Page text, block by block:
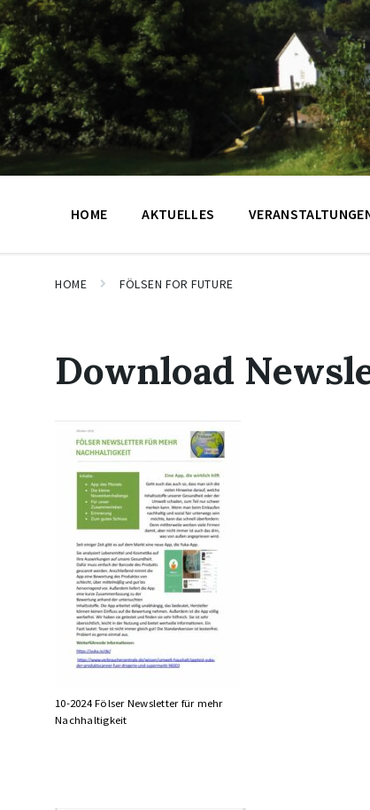
HOME AKTUELLES
HOME FÖLSEN FOR FUTURE
Download
10-2024 Fölser Newsletter für mehr
Nachhaltigkeit